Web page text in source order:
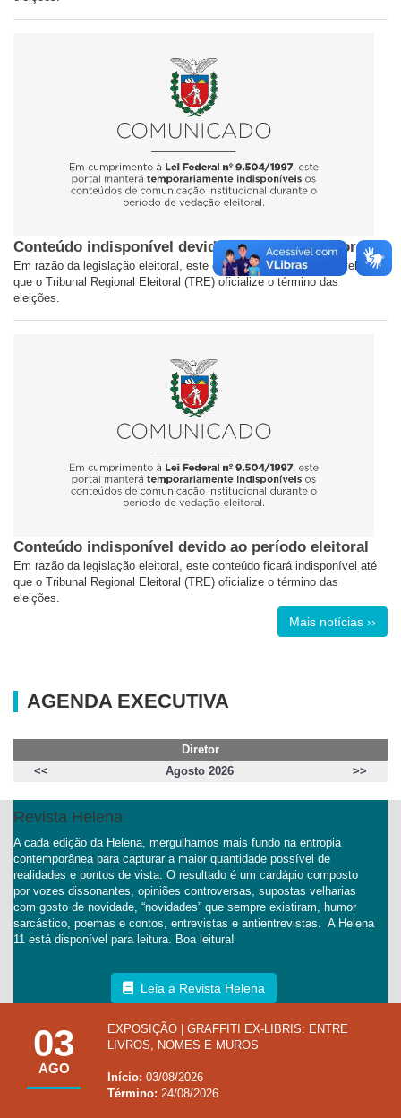
Conteúdo indisponível devido ao período eleitoral
Em razão da legislação eleitoral, este conteúdo ficará indisponível até
que o Tribunal Regional Eleitoral (TRE) oficialize o término das
eleições.
Conteúdo indisponível devido ao período eleitoral
Em razão da legislação eleitoral, este conteúdo ficará indisponível até
que o Tribunal Regional Eleitoral (TRE) oficialize o término das
eleições.
Mais notícias ››
AGENDA EXECUTIVA
Diretor
<<
Agosto 2026 >>
Revista Helena
A cada edição da Helena, mergulhamos mais fundo na entropia
contemporânea para capturar a maior quantidade possível de
realidades e pontos de vista. O resultado é um cardápio composto
por vozes dissonantes, opiniões controversas, supostas velharias
com gosto de novidade, “novidades” que sempre existiram, humor
sarcástico, poemas e contos, entrevistas e antientrevistas. A Helena
11 está disponível para leitura. Boa leitura!
Leia a Revista Helena
03
AGO
EXPOSIÇÃO | GRAFFITI EX-LIBRIS: ENTRE
LIVROS, NOMES E MUROS
Início: 03/08/2026
Término: 24/08/2026